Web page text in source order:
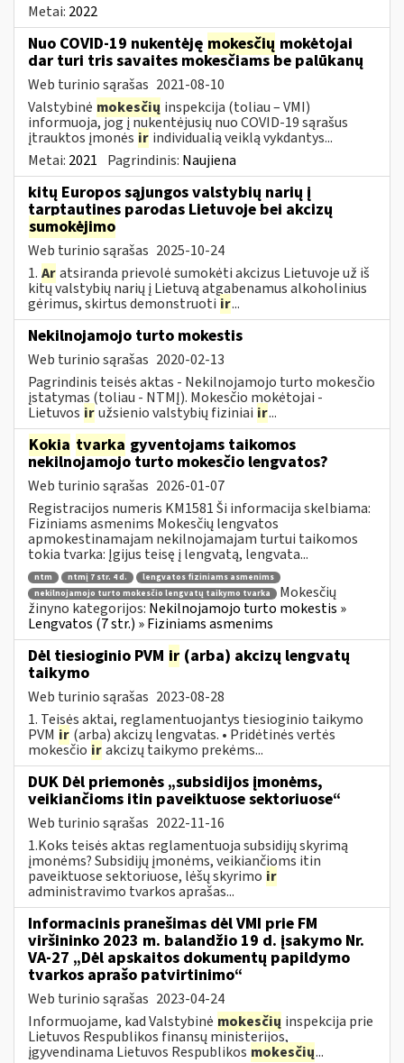
Metai: 2022
Nuo COVID-19 nukentėję mokesčių mokėtojai
dar turi tris savaites mokesčiams be palūkanų
Web turinio sąrašas 2021-08-10
Valstybinė mokesčių inspekcija (toliau – VMI)
informuoja, jog į nukentėjusių nuo COVID-19 sąrašus
įtrauktos įmonės ir individualią veiklą vykdantys...
Metai: 2021 Pagrindinis: Naujiena
kitų Europos sąjungos valstybių narių į
tarptautines parodas Lietuvoje bei akcizų
sumokėjimo
Web turinio sąrašas 2025-10-24
1. Aratsiranda prievolė sumokėti akcizus Lietuvoje už iš
kitų valstybių narių į Lietuvą atgabenamus alkoholinius
gėrimus, skirtus demonstruoti ir...
Nekilnojamojo turto mokestis
Web turinio sąrašas 2020-02-13
Pagrindinis teisės aktas - Nekilnojamojo turto mokesčio
įstatymas (toliau - NTMĮ). Mokesčio mokėtojai -
Lietuvos iružsienio valstybių fiziniai ir...
Kokia tvarka gyventojams taikomos
nekilnojamojo turto mokesčio lengvatos?
Web turinio sąrašas 2026-01-07
Registracijos numeris KM1581 Ši informacija skelbiama:
Fiziniams asmenims Mokesčių lengvatos
apmokestinamajam nekilnojamajam turtui taikomos
tokia tvarka: Įgijus teisę į lengvatą, lengvata...
ntm ntmį 7 str. 4 d.
lengvatos fiziniams asmenims
nekilnojamojo turto mokesčio lengvatų taikymo tvarka
Mokesčių
žinyno kategorijos: Nekilnojamojo turto mokestis »
Lengvatos (7 str.) » Fiziniams asmenims
Dėl tiesioginio PVM ir (arba) akcizų lengvatų
taikymo
Web turinio sąrašas 2023-08-28
1. Teisės aktai, reglamentuojantys tiesioginio taikymo
PVM ir (arba) akcizų lengvatas. • Pridėtinės vertės
mokesčio irakcizų taikymo prekėms...
DUK Dėl priemonės „subsidijos įmonėms,
veikiančioms itin paveiktuose sektoriuose“
Web turinio sąrašas 2022-11-16
1.Koks teisės aktas reglamentuoja subsidijų skyrimą
įmonėms? Subsidijų įmonėms, veikiančioms itin
paveiktuose sektoriuose, lėšų skyrimo ir
administravimo tvarkos aprašas...
Informacinis pranešimas dėl VMI prie FM
viršininko 2023 m. balandžio 19 d. įsakymo Nr.
VA-27 „Dėl apskaitos dokumentų papildymo
tvarkos aprašo patvirtinimo“
Web turinio sąrašas 2023-04-24
Informuojame, kad Valstybinė mokesčių inspekcija prie
Lietuvos Respublikos finansų ministerijos,
įgyvendinama Lietuvos Respublikos mokesčių...